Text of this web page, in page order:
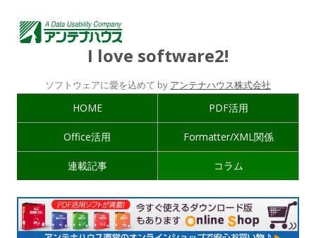
I love software2!
ソフトウェアに愛を込めて by アンテナハウス株式会社
HOME PDF活用
Office活用 Formatter/XML関係
連載記事 コラム